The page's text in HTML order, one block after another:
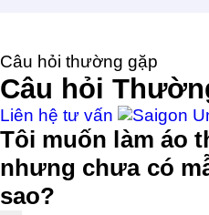
Câu hỏi thường gặp
Câu hỏi
Liên hệ tư vấn
Tôi muốn làm áo
nhưng chưa có
sao?